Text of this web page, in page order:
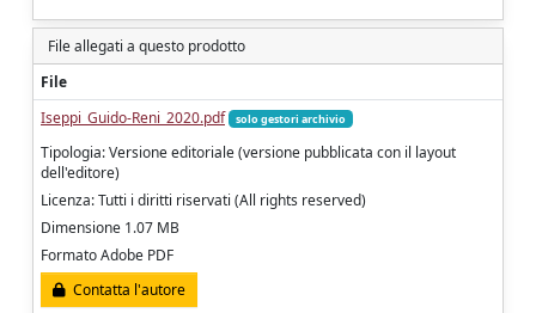
File allegati a questo prodotto
File
Iseppi_Guido-Reni_2020.pdf
solo gestori archivio
Tipologia: Versione editoriale (versione pubblicata con il layout
dell'editore)
Licenza: Tutti i diritti riservati (All rights reserved)
Dimensione 1.07 MB
Formato Adobe PDF
Contatta l'autore